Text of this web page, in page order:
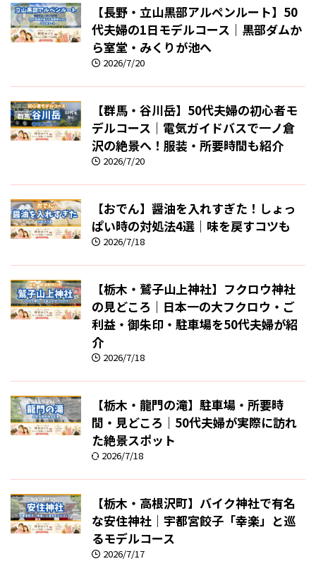
【長野・立山黒部アルペンルート】50
代夫婦の1日モデルコース｜黒部ダムか
ら室堂・みくりが池へ
2026/7/20
【群馬・谷川岳】50代夫婦の初心者モ
デルコース｜電気ガイドバスで一ノ倉
沢の絶景へ！服装・所要時間も紹介
2026/7/20
【おでん】醤油を入れすぎた！しょっ
ぱい時の対処法4選｜味を戻すコツも
2026/7/18
【栃木・鷲子山上神社】フクロウ神社
の見どころ｜日本一の大フクロウ・ご
利益・御朱印・駐車場を50代夫婦が紹
介
2026/7/18
【栃木・龍門の滝】駐車場・所要時
間・見どころ｜50代夫婦が実際に訪れ
た絶景スポット
2026/7/18
【栃木・高根沢町】バイク神社で有名
な安住神社｜宇都宮餃子「幸楽」と巡
るモデルコース
2026/7/17